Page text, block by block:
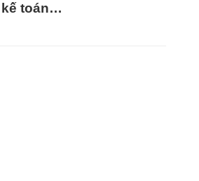
kế toán…